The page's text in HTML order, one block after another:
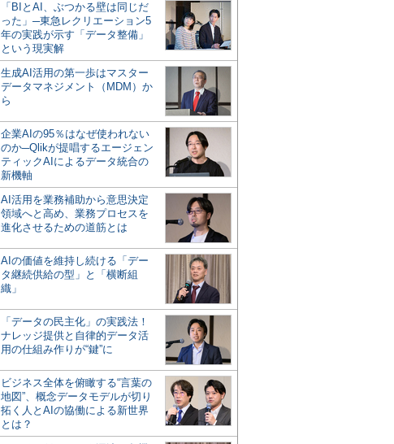
「BIとAI、ぶつかる壁は同じだ
った」─東急レクリエーション5
年の実践が示す「データ整備」
という現実解
生成AI活用の第一歩はマスター
データマネジメント（MDM）か
ら
企業AIの95％はなぜ使われない
のか─Qlikが提唱するエージェン
ティックAIによるデータ統合の
新機軸
AI活用を業務補助から意思決定
領域へと高め、業務プロセスを
進化させるための道筋とは
AIの価値を維持し続ける「デー
タ継続供給の型」と「横断組
織」
「データの民主化」の実践法！
ナレッジ提供と自律的データ活
用の仕組み作りが“鍵”に
ビジネス全体を俯瞰する“言葉の
地図”、概念データモデルが切り
拓く人とAIの協働による新世界
とは？